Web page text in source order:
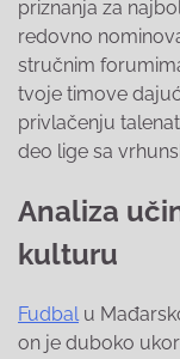
priznanja za
redovno
stručnim
tvoje timove
privlačenju
deo lige sa
Analiza
kulturu
Fudbalu
on je duboko